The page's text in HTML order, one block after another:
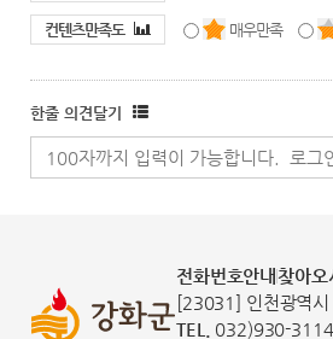
컨텐츠만족도 매우만족
한줄 의견달기
전화번호안내찾아오
[23031] 인천광역
TEL.
032)930-